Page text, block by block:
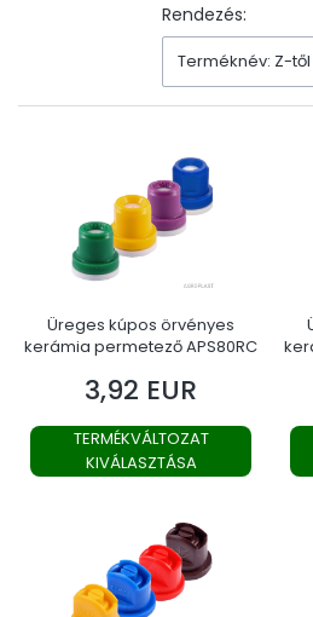
Rendezés:
Terméknév: Z-
Üreges kúpos örvényes
kerámia permetező APS80RC
Ár
3,92 EUR
TERMÉKVÁLTOZAT
KIVÁLASZTÁSA